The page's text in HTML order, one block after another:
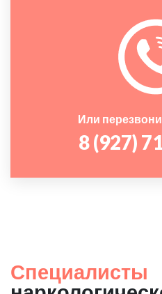
Или
8 (927)
Специалисты